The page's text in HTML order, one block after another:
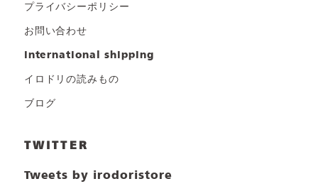
プライバシーポリシー
お問い合わせ
international shipping
イロドリの読みもの
ブログ
TWITTER
Tweets by irodoristore